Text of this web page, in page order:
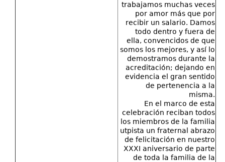
trabajamos muchas veces
por amor más que por
recibir un salario. Damos
todo dentro y fuera de
ella, convencidos de que
somos los mejores, y así lo
demostramos durante la
acreditación; dejando en
evidencia el gran sentido
de pertenencia a la
misma.
En el marco de esta
celebración reciban todos
los miembros de la familia
utpista un fraternal abrazo
de felicitación en nuestro
XXXI aniversario de parte
de toda la familia de la